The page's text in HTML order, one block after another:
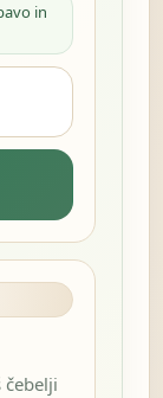
in
čebelji